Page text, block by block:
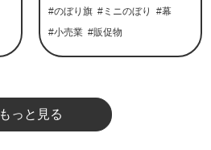
#のぼり旗 #ミニのぼり
#幕
#小売業 #販促物
もっと見る